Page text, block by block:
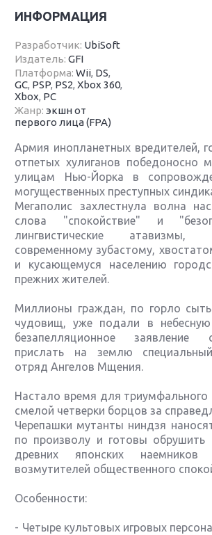
ИНФОРМАЦИЯ
Разработчик: UbiSoft
Издатель:GFI
Платформа:Wii, DS,
GC, PSP, PS2,Xbox 360,
Xbox, PC
Жанр:экшн от
первого лица (FPA)
Армия инопланетных вредителей,
отпетых хулиганов победоносно
улицам Нью-Йорка в
могущественных преступных
Мегаполис захлестнула волна
слова "спокойствие" и
лингвистические атавизмы,
современному зубастому,
и кусающемуся населению
прежних жителей.
Миллионы граждан, по горло
чудовищ, уже подали в
безапелляционное заявление
прислать на землю
отряд Ангелов Мщения.
Настало время для триумфального
смелой четверки борцов за
Черепашки мутанты ниндзя
по произволу и готовы обрушить
древних японских
возмутителей общественного
Особенности:
- Четыре культовых игровых